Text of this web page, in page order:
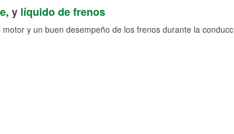
, y líquido de frenos
y un buen desempeño de los frenos durante la